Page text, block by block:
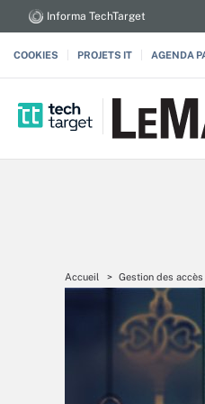
Informa TechTarget
COOKIES PROJETS IT AGENDA
Accueil Gestion des accès